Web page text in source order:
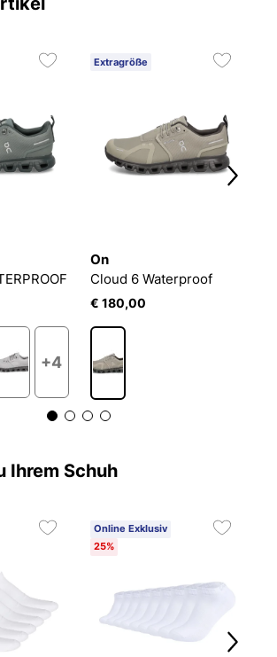
+4
Extragröße
On
Cloud 6 Waterproof
€ 180,00
Ihrem Schuh
Online Exklusiv
25%